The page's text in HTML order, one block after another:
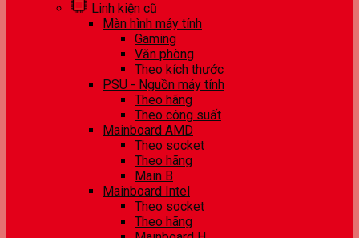
Linh kiện cũ
Màn hình máy tính
Gaming
Văn phòng
Theo kích thước
PSU - Nguồn máy tính
Theo hãng
Theo công suất
Mainboard AMD
Theo socket
Theo hãng
Main B
Mainboard Intel
Theo socket
Theo hãng